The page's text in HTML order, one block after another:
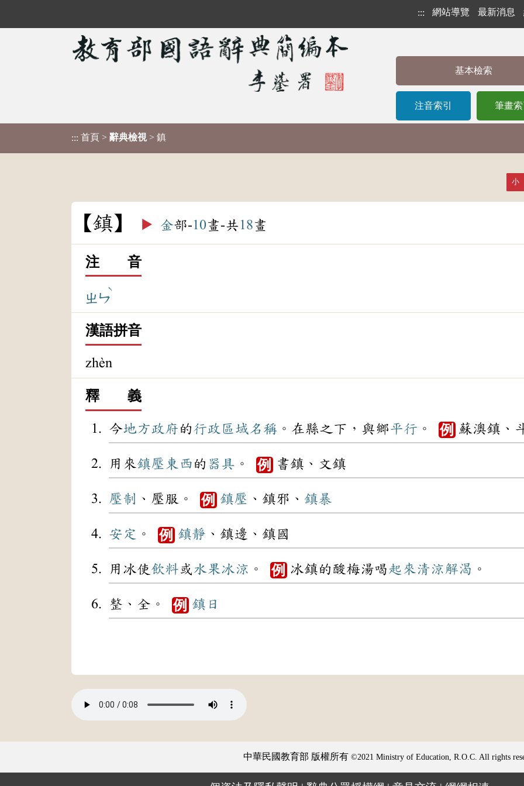
::: 網站導覽 最新消息
基本檢索
注音索引 筆畫
::: 首頁 > 辭典檢視 > 鎮
小
鎮 ▶️ 金部-10畫-共 18畫
注 音
ㄓㄣ
ˋ
漢語拼音
zhèn
釋 義
今地方政府的行政 區域名稱 。在縣之下，與鄉平行 。 例 蘇澳鎮、
用來鎮壓 東西 的 器具 。 例 書鎮、文鎮
壓制 、壓服。 例 鎮壓 、鎮邪、 鎮暴
安定 。 例 鎮靜 、鎮邊、鎮國
用冰使 飲料或水果冰涼 。 例 冰鎮的酸梅湯喝起來清涼解渴 。
整、全。 例 鎮日
中華民國教育部 版權所有 ©2021 Ministry of Education, R.O.C. All rights